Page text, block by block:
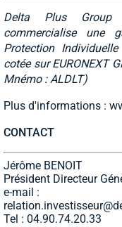
Delta Plus Group
commercialise une
Protection
cotée sur EURONEXT
Mnémo : ALDLT)
Plus d'informations :
CONTACT
Jérôme BENOIT
Président Directeur
e-mail :
Tel : 04.90.74.20.33